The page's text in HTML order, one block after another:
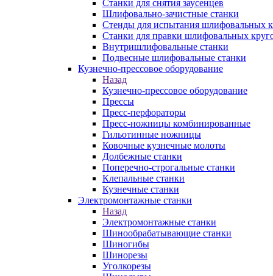
Станки для снятия заусенцев
Шлифовально-зачистные станки
Стенды для испытания шлифовальных
Станки для правки шлифовальных
Внутришлифовальные станки
Подвесные шлифовальные станки
Кузнечно-прессовое оборудование
Назад
Кузнечно-прессовое оборудование
Прессы
Пресс-перфораторы
Пресс-ножницы комбинированные
Гильотинные ножницы
Ковочные кузнечные молоты
Долбежные станки
Поперечно-строгальные станки
Клепальные станки
Кузнечные станки
Электромонтажные станки
Назад
Электромонтажные станки
Шинообрабатывающие станки
Шиногибы
Шинорезы
Уголкорезы